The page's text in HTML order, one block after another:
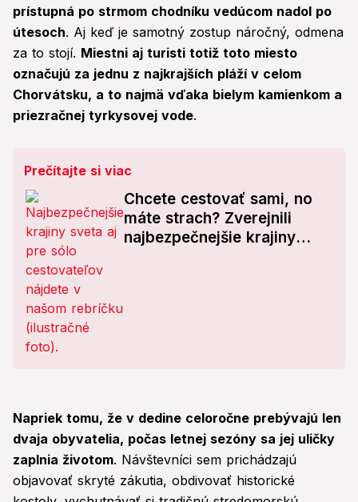
prístupná po strmom chodníku vedúcom nadol po
útesoch. Aj keď je samotný zostup náročný, odmena
za to stojí. Miestni aj turisti totiž toto miesto
označujú za jednu z najkrajších pláží v celom
Chorvátsku, a to najmä vďaka bielym kamienkom a
priezračnej tyrkysovej vode.
Prečítajte si viac
Chcete cestovať sami, no
máte strach? Zverejnili
najbezpečnejšie krajiny
Napriek tomu, že v dedine celoročne prebývajú len
dvaja obyvatelia, počas letnej sezóny sa jej uličky
zaplnia životom. Návštevníci sem prichádzajú
objavovať skryté zákutia, obdivovať historické